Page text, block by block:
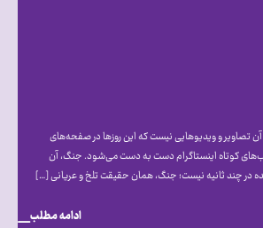
تصاویر و ویدیوهایی نیست که این روزها در صفحه‌های
کوتاه اینستاگرام دست‌ به‌ دست می‌شود. جنگ، آن
در چند ثانیه نیست؛ جنگ، همان حقیقت تلخ و عریانی […]
ادامه مطلب